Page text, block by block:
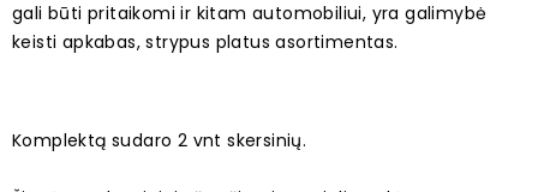
gali būti pritaikomi ir kitam automobiliui, yra galimybė
keisti apkabas, strypus platus asortimentas.
Komplektą sudaro 2 vnt skersinių.